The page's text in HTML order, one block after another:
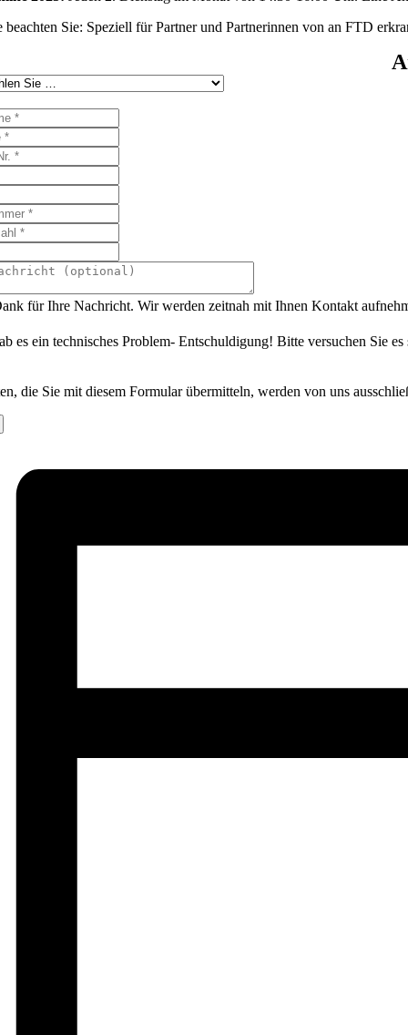
beachten Sie: Speziell für Partner und Partnerinnen von an FTD
für Ihre Nachricht. Wir werden zeitnah mit Ihnen Kontakt
es ein technisches Problem- Entschuldigung! Bitte versuchen Sie
die Sie mit diesem Formular übermitteln, werden von uns